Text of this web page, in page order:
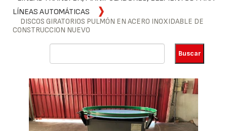
LÍNEAS AUTOMÁTICAS
DISCOS GIRATORIOS PULMÓN EN ACERO INOXIDABLE DE
CONSTRUCCION NUEVO